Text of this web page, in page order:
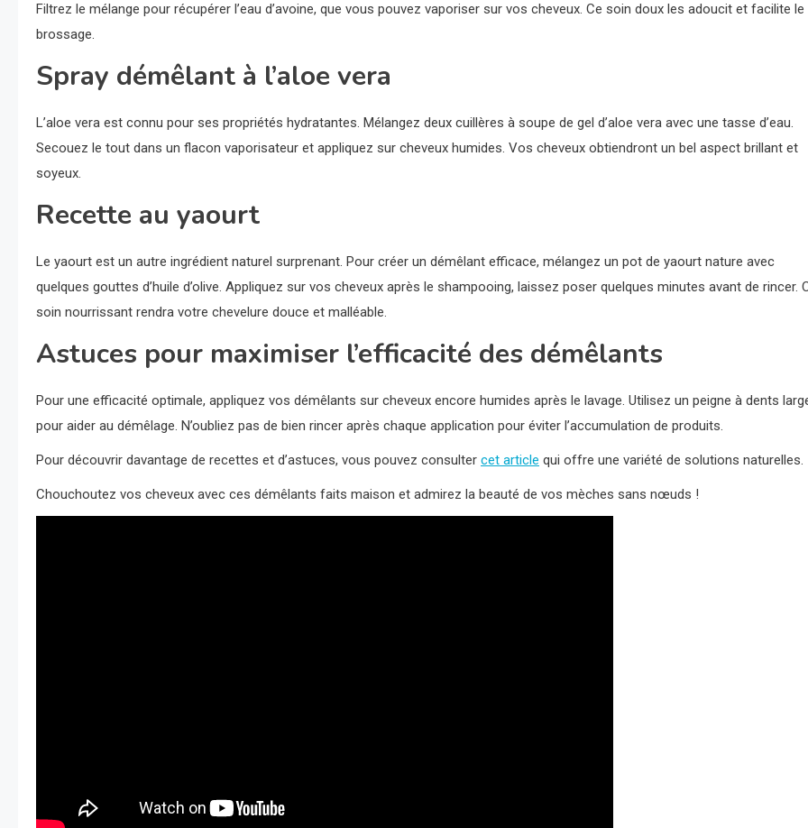
Filtrez le mélange pour récupérer l’eau d’avoine, que vous pouvez vaporiser sur vos cheveux. Ce soin doux les adoucit et facilite le
brossage.
Spray démêlant à l’aloe vera
L’aloe vera est connu pour ses propriétés hydratantes. Mélangez deux cuillères à soupe de gel d’aloe vera avec une tasse d’eau.
Secouez le tout dans un flacon vaporisateur et appliquez sur cheveux humides. Vos cheveux obtiendront un bel aspect brillant et
soyeux.
Recette au yaourt
Le yaourt est un autre ingrédient naturel surprenant. Pour créer un démêlant efficace, mélangez un pot de yaourt nature avec
quelques gouttes d’huile d’olive. Appliquez sur vos cheveux après le shampooing, laissez poser quelques minutes avant de rincer.
soin nourrissant rendra votre chevelure douce et malléable.
Astuces pour maximiser l’efficacité des démêlants
Pour une efficacité optimale, appliquez vos démêlants sur cheveux encore humides après le lavage. Utilisez un peigne à dents
pour aider au démêlage. N’oubliez pas de bien rincer après chaque application pour éviter l’accumulation de produits.
Pour découvrir davantage de recettes et d’astuces, vous pouvez consulter cet article qui offre une variété de solutions naturelles.
Chouchoutez vos cheveux avec ces démêlants faits maison et admirez la beauté de vos mèches sans nœuds !